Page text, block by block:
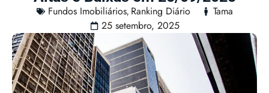
Fundos Imobiliários, Ranking Diário
Tama
25 setembro, 2025